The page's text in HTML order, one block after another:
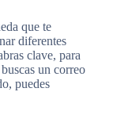
que te
diferentes
clave, para
un correo
puedes